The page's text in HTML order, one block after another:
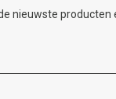
nieuwste producten